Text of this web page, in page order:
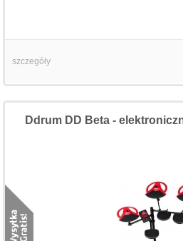
szczegóły
Ddrum DD Beta -